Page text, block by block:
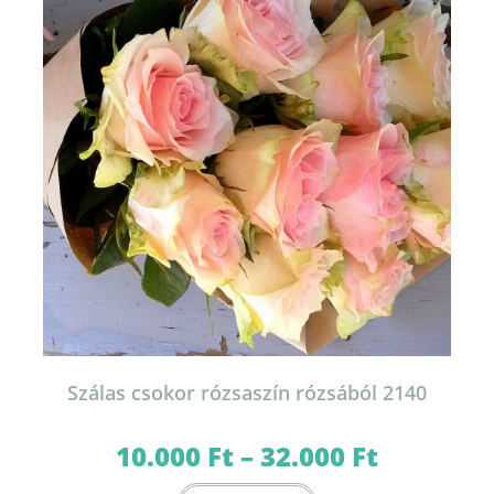
termékoldalon
választhatók
ki
Szálas csokor rózsaszín rózsából 2140
10.000 Ft–32.000 Ft10.000 Ft